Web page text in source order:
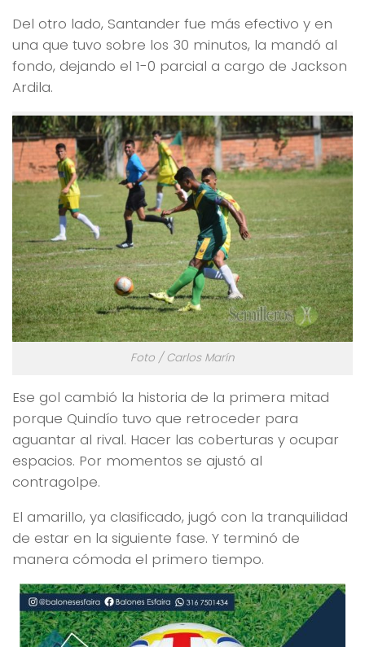
Del otro lado, Santander fue más efectivo y en
una que tuvo sobre los 30 minutos, la mandó al
fondo, dejando el 1-0 parcial a cargo de Jackson
Ardila.
Foto / Carlos Marín
Ese gol cambió la historia de la primera mitad
porque Quindío tuvo que retroceder para
aguantar al rival. Hacer las coberturas y ocupar
espacios. Por momentos se ajustó al
contragolpe.
El amarillo, ya clasificado, jugó con la tranquilidad
de estar en la siguiente fase. Y terminó de
manera cómoda el primero tiempo.